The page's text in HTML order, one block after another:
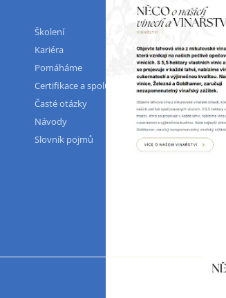
Školení
Kariéra
Pomáháme
Certifikace a spolupráce
Časté otázky
Návody
Slovník pojmů